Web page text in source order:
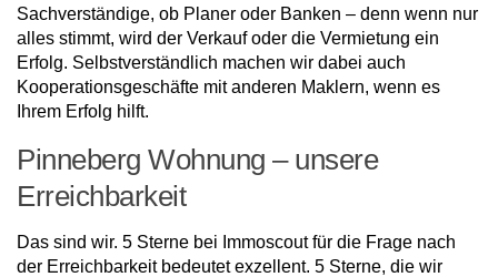
Sachverständige, ob Planer oder Banken – denn wenn nur
alles stimmt, wird der Verkauf oder die Vermietung ein
Erfolg. Selbstverständlich machen wir dabei auch
Kooperationsgeschäfte mit anderen Maklern, wenn es
Ihrem Erfolg hilft.
Pinneberg Wohnung – unsere
Erreichbarkeit
Das sind wir. 5 Sterne bei Immoscout für die Frage nach
der Erreichbarkeit bedeutet exzellent. 5 Sterne, die wir